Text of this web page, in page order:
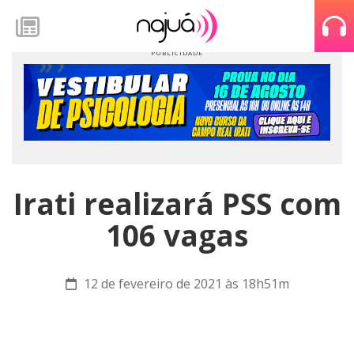
Irati realizará PSS com
106 vagas
12 de fevereiro de 2021 às 18h51m